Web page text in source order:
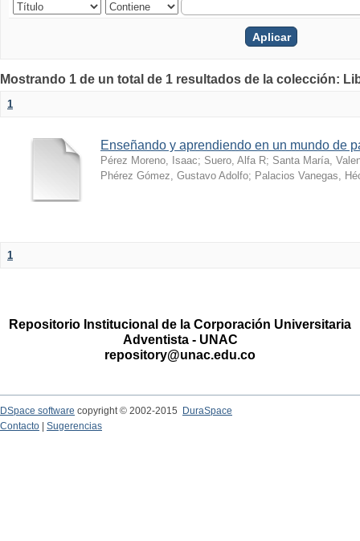
Mostrando 1 de un total de 1 resultados de la colección:
1
Enseñando y aprendiendo en un mundo de
Pérez Moreno, Isaac; Suero, Alfa R; Santa María,
Phérez Gómez, Gustavo Adolfo; Palacios Vanegas,
1
Repositorio Institucional de la Corporación Universitaria
Adventista - UNAC
repository@unac.edu.co
DSpace software copyright © 2002-2015
DuraSpace
Contacto
Sugerencias